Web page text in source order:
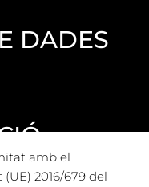
DADES
amb el
2016/679 del